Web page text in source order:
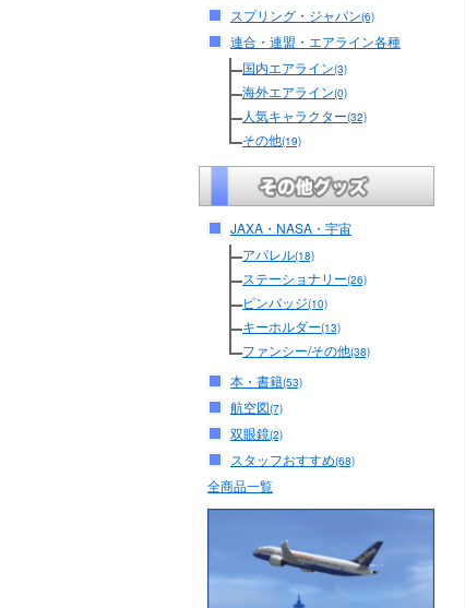
スプリング・ジャパン(6)
連合・連盟・エアライン各種
国内エアライン(3)
海外エアライン(0)
人気キャラクター(32)
その他(19)
JAXA・NASA・宇宙
アパレル(18)
ステーショナリー(26)
ピンバッジ(10)
キーホルダー(13)
ファンシー/その他(38)
本・書籍(53)
航空図(7)
双眼鏡(2)
スタッフおすすめ(68)
全商品一覧